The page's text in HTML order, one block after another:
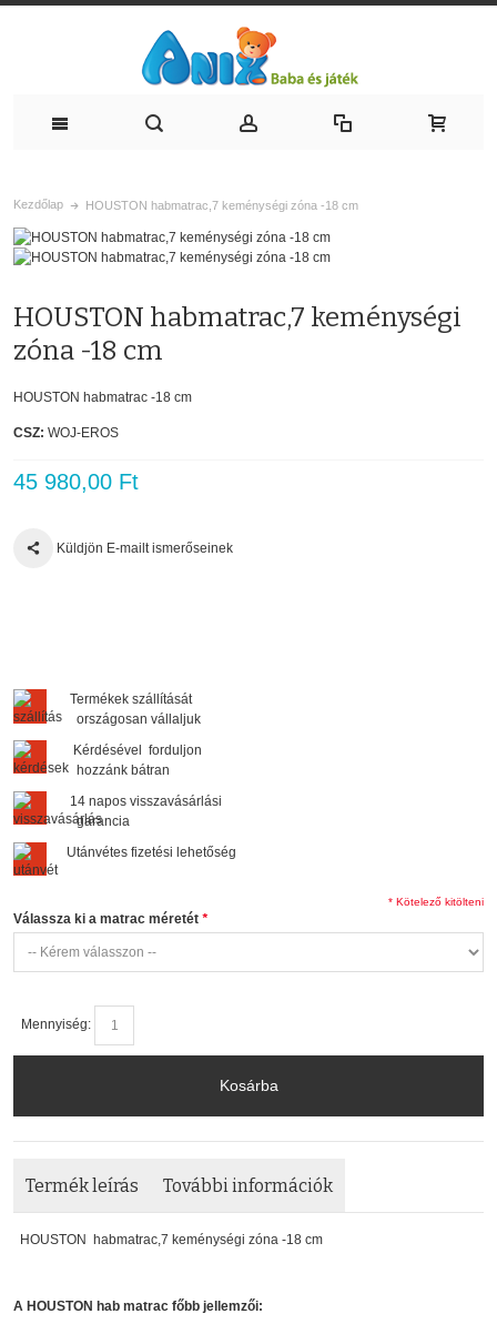
Kezdőlap HOUSTON habmatrac,7 keménységi zóna -18 cm
HOUSTON habmatrac,7 keménységi
zóna -18 cm
HOUSTON habmatrac -18 cm
CSZ: WOJ-EROS
45 980,00 Ft
Küldjön E-mailt ismerőseinek
Termékek szállítását
országosan vállaljuk
Kérdésével forduljon
hozzánk bátran
14 napos visszavásárlási
garancia
Utánvétes fizetési lehetőség
*
Válassza ki a matrac méretét
* Kötelező kitölteni
Mennyiség:
Kosárba
Termék leírás További információk
HOUSTON habmatrac,7 keménységi zóna -18 cm
A HOUSTON hab matrac főbb jellemzői: